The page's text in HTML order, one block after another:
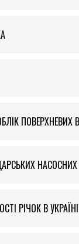
ПОВЕРХНЕВИХ
РІЧОК В УКРАЇНІ